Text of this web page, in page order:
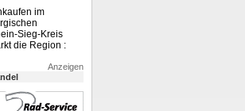
im
Sieg-Kreis
die Region :
Anzeigen